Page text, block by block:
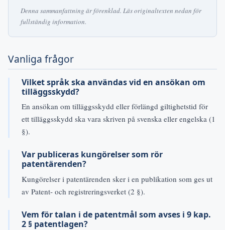
Denna sammanfattning är förenklad. Läs originaltexten nedan för
fullständig information.
Vanliga frågor
Vilket språk ska användas vid en ansökan om
tilläggsskydd?
En ansökan om tilläggsskydd eller förlängd giltighetstid för
ett tilläggsskydd ska vara skriven på svenska eller engelska (1
§).
Var publiceras kungörelser som rör
patentärenden?
Kungörelser i patentärenden sker i en publikation som ges ut
av Patent- och registreringsverket (2 §).
Vem för talan i de patentmål som avses i 9 kap.
2 § patentlagen?